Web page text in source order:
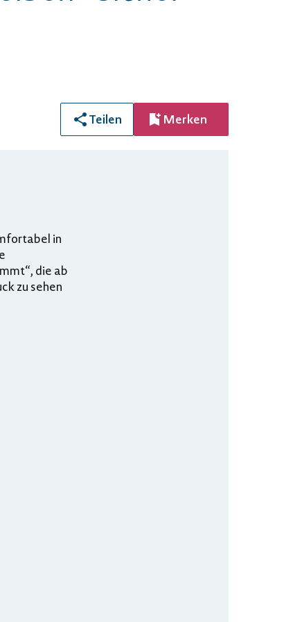
Teilen Merken
in
die ab
zu sehen